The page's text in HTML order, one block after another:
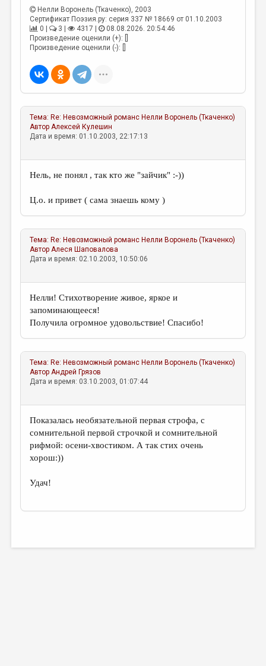
ТРЕДИАКОВСКИЙ
МЕДИА
Нелли Воронель (Ткаченко), 2003
Сертификат Поэзия.ру: серия 337 № 18669 от 01.10.2003
0 |
3 | 4317 |
08.08.2026. 20:54:46
Произведение оценили (+): []
Произведение оценили (-): []
Тема: Re: Невозможный романс Нелли Воронель (Ткаченко)
АвторАлексей Кулешин
Дата и время: 01.10.2003, 22:17:13
Нель, не понял , так кто же "зайчик" :-))
Ц.о. и привет ( сама знаешь кому )
Тема: Re: Невозможный романс Нелли Воронель (Ткаченко)
АвторАлеся Шаповалова
Дата и время: 02.10.2003, 10:50:06
Нелли! Стихотворение живое, яркое и
запоминающееся!
Получила огромное удовольствие! Спасибо!
Тема: Re: Невозможный романс Нелли Воронель (Ткаченко)
АвторАндрей Грязов
Дата и время: 03.10.2003, 01:07:44
Показалась необязательной первая строфа, с
сомнительной первой строчкой и сомнительной
рифмой: осени-хвостиком. А так стих очень
хорош:))
Удач!